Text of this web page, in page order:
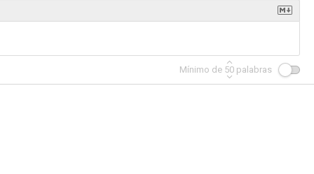
Mínimo de 50 palabras